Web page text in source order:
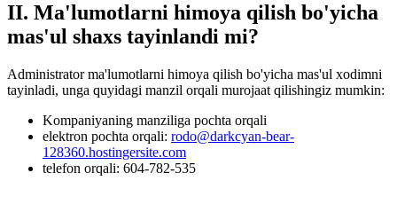
II. Ma'lumotlarni himoya qilish bo'yicha
mas'ul shaxs tayinlandi mi?
Administrator ma'lumotlarni himoya qilish bo'yicha mas'ul xodimni
tayinladi, unga quyidagi manzil orqali murojaat qilishingiz mumkin:
Kompaniyaning manziliga pochta orqali
elektron pochta orqali: rodo@darkcyan-bear-
128360.hostingersite.com
telefon orqali: 604-782-535